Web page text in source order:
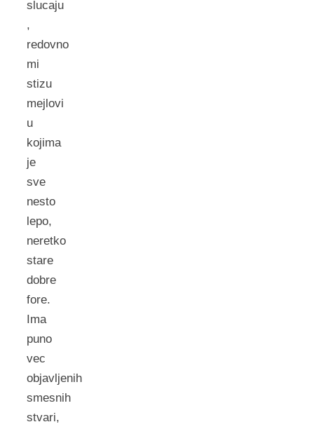
slucaju
,
redovno
mi
stizu
mejlovi
u
kojima
je
sve
nesto
lepo,
neretko
stare
dobre
fore.
Ima
puno
vec
objavljenih
smesnih
stvari,